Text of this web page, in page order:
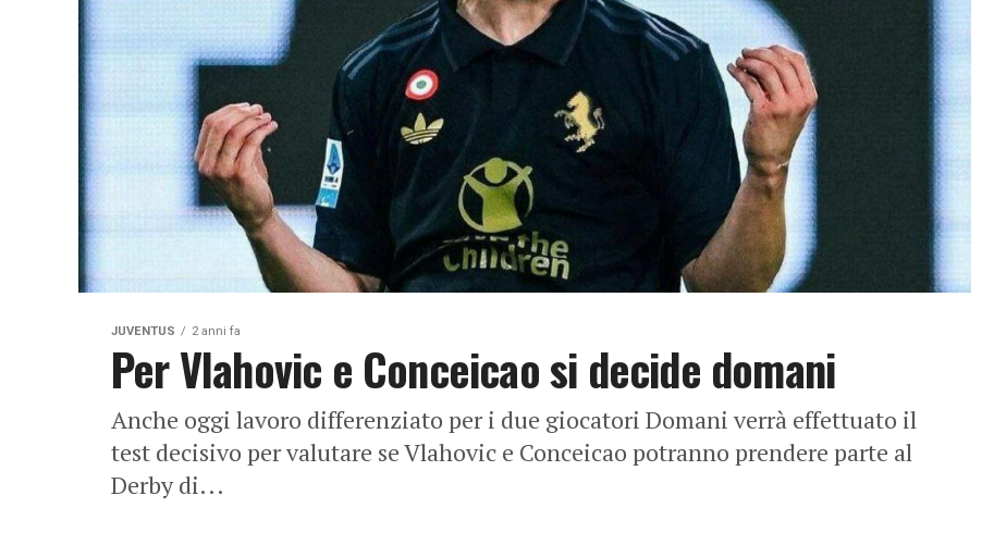
JUVENTUS 2 anni fa
Per Vlahovic e Conceicao si decide domani
Anche oggi lavoro differenziato per i due giocatori Domani verrà effettuato il
test decisivo per valutare se Vlahovic e Conceicao potranno prendere parte al
Derby di...